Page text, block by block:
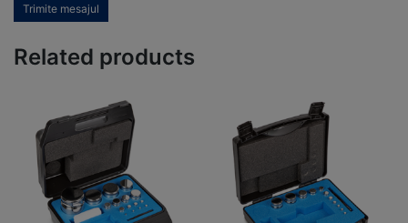
Trimite mesajul
Related products